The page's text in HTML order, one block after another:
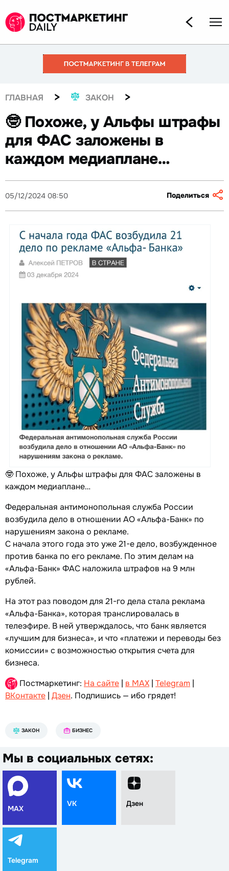
ГЛАВНАЯ > ЗАКОН >
🤓 Похоже, у Альфы штрафы
для ФАС заложены в
каждом медиаплане…
05/12/2024 08:50 Поделиться
🤓 Похоже, у Альфы штрафы для ФАС заложены в
каждом медиаплане…
Федеральная антимонопольная служба России
возбудила дело в отношении АО «Альфа-Банк» по
нарушениям закона о рекламе.
С начала этого года это уже 21-е дело, возбужденное
против банка по его рекламе. По этим делам на
«Альфа-Банк» ФАС наложила штрафов на 9 млн
рублей.
На этот раз поводом для 21-го дела стала реклама
«Альфа-Банка», которая транслировалась в
телеэфире. В ней утверждалось, что банк является
«лучшим для бизнеса», и что «платежи и переводы без
комиссии» с возможностью открытия счета для
бизнеса.
Постмаркетинг: На сайте | в MAX | Telegram |
ВКонтакте | Дзен. Подпишись — ибо грядет!
ЗАКОН БИЗНЕС
Мы в социальных сетях:
MAX
VK Дзен
Telegram